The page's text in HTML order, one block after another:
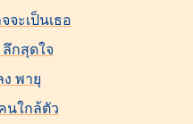
จะเป็นเธอ
ลึกสุดใจ
ง พายุ
นใกล้ตัว